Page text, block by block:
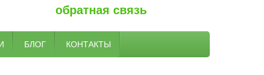
обратная связь
БЛОГ КОНТАКТЫ